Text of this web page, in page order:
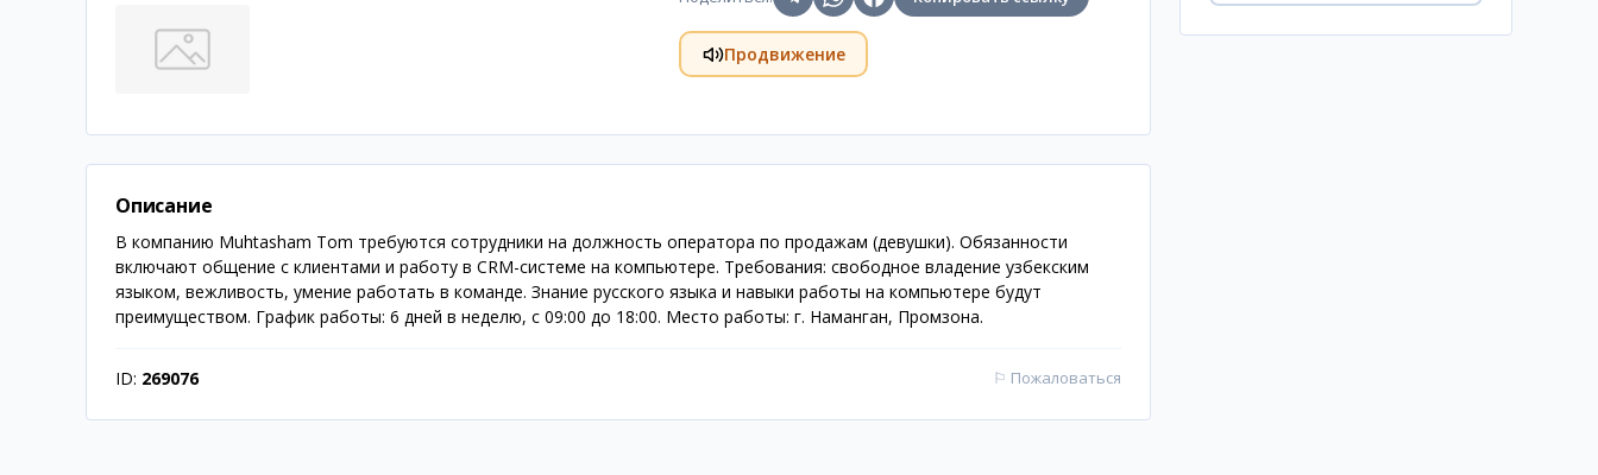
Продвижение
Описание
В компанию Muhtasham Tom требуются сотрудники на должность оператора по продажам (девушки). Обязанности
включают общение с клиентами и работу в CRM-системе на компьютере. Требования: свободное владение узбекским
языком, вежливость, умение работать в команде. Знание русского языка и навыки работы на компьютере будут
преимуществом. График работы: 6 дней в неделю, с 09:00 до 18:00. Место работы: г. Наманган, Промзона.
ID: 269076 ⚐ Пожаловаться